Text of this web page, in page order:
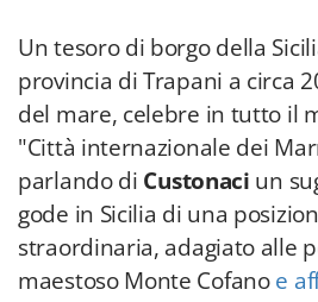
Un tesoro di borgo della
provincia di Trapani a circa
del mare, celebre in tutto il
"Città internazionale dei
parlando di Custonaci un
gode in Sicilia di una
straordinaria, adagiato alle
maestoso Monte Cofanoe